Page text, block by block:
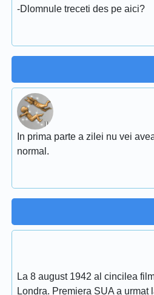
-Dlomnule treceti des pe aici?
In prima parte a zilei nu vei
normal.
La 8 august 1942 al cincilea
Londra. Premiera SUA a urmat